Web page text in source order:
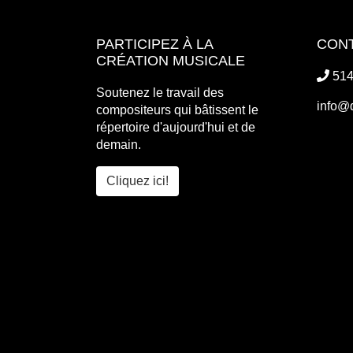
PARTICIPEZ À LA
CRÉATION MUSICALE
Soutenez le travail des
compositeurs qui bâtissent le
répertoire d'aujourd'hui et de
demain.
Cliquez ici!